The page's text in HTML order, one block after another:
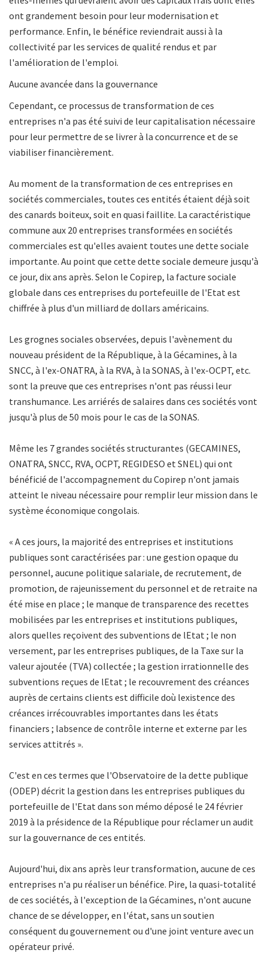
ont grandement besoin pour leur modernisation et
performance. Enfin, le bénéfice reviendrait aussi à la
collectivité par les services de qualité rendus et par
l'amélioration de l'emploi.
Aucune avancée dans la gouvernance
Cependant, ce processus de transformation de ces
entreprises n'a pas été suivi de leur capitalisation nécessaire
pour leur permettre de se livrer à la concurrence et de se
viabiliser financièrement.
Au moment de la transformation de ces entreprises en
sociétés commerciales, toutes ces entités étaient déjà soit
des canards boiteux, soit en quasi faillite. La caractéristique
commune aux 20 entreprises transformées en sociétés
commerciales est qu'elles avaient toutes une dette sociale
importante. Au point que cette dette sociale demeure jusqu'à
ce jour, dix ans après. Selon le Copirep, la facture sociale
globale dans ces entreprises du portefeuille de l'Etat est
chiffrée à plus d'un milliard de dollars américains.
Les grognes sociales observées, depuis l'avènement du
nouveau président de la République, à la Gécamines, à la
SNCC, à l'ex-ONATRA, à la RVA, à la SONAS, à l'ex-OCPT, etc.
sont la preuve que ces entreprises n'ont pas réussi leur
transhumance. Les arriérés de salaires dans ces sociétés vont
jusqu'à plus de 50 mois pour le cas de la SONAS.
Même les 7 grandes sociétés structurantes (GECAMINES,
ONATRA, SNCC, RVA, OCPT, REGIDESO et SNEL) qui ont
bénéficié de l'accompagnement du Copirep n'ont jamais
atteint le niveau nécessaire pour remplir leur mission dans le
système économique congolais.
« A ces jours, la majorité des entreprises et institutions
publiques sont caractérisées par : une gestion opaque du
personnel, aucune politique salariale, de recrutement, de
promotion, de rajeunissement du personnel et de retraite na
été mise en place ; le manque de transparence des recettes
mobilisées par les entreprises et institutions publiques,
alors quelles reçoivent des subventions de lEtat ; le non
versement, par les entreprises publiques, de la Taxe sur la
valeur ajoutée (TVA) collectée ; la gestion irrationnelle des
subventions reçues de lEtat ; le recouvrement des créances
auprès de certains clients est difficile doù lexistence des
créances irrécouvrables importantes dans les états
financiers ; labsence de contrôle interne et externe par les
services attitrés ».
C'est en ces termes que l'Observatoire de la dette publique
(ODEP) décrit la gestion dans les entreprises publiques du
portefeuille de l'Etat dans son mémo déposé le 24 février
2019 à la présidence de la République pour réclamer un audit
sur la gouvernance de ces entités.
Aujourd'hui, dix ans après leur transformation, aucune de ces
entreprises n'a pu réaliser un bénéfice. Pire, la quasi-totalité
de ces sociétés, à l'exception de la Gécamines, n'ont aucune
chance de se développer, en l'état, sans un soutien
conséquent du gouvernement ou d'une joint venture avec un
opérateur privé.